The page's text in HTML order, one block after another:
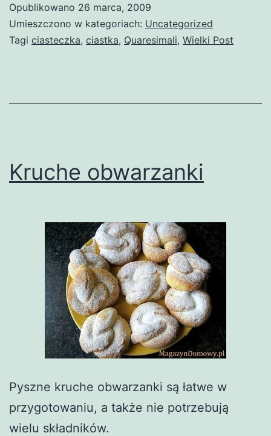
ciasteczka
Opublikowano 26 marca, 2009
Umieszczono w kategoriach: Uncategorized
Tagi ciasteczka, ciastka, Quaresimali, Wielki Post
Kruche obwarzanki
Pyszne kruche obwarzanki są łatwe w
przygotowaniu, a także nie potrzebują
wielu składników.